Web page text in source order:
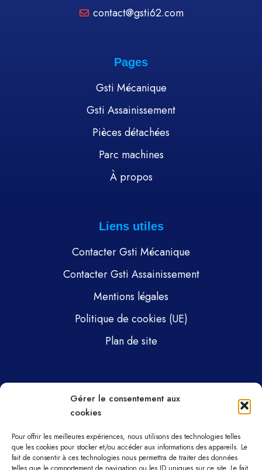
Gérer le consentement aux
cookies
Pour offrir les meilleures expériences, nous utilisons des technologies telles
que les cookies pour stocker et/ou accéder aux informations des appareils. Le
fait de consentir à ces technologies nous permettra de traiter des données
contact@gsti62.com
Pages
Gsti Mécanique
Gsti Assainissement
Pièces détachées
Parc machines
À propos
Liens utiles
Contacter Gsti Mécanique
Contacter Gsti Assainissement
Mentions légales
Politique de cookies (UE)
Plan de site
Gsti Mécanique
Gsti Assainissement
Pièces détachées